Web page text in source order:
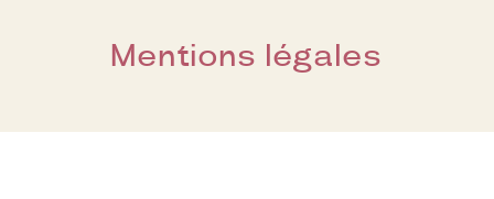
Mentions légales